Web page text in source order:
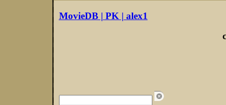
MovieDB | PK | alex1